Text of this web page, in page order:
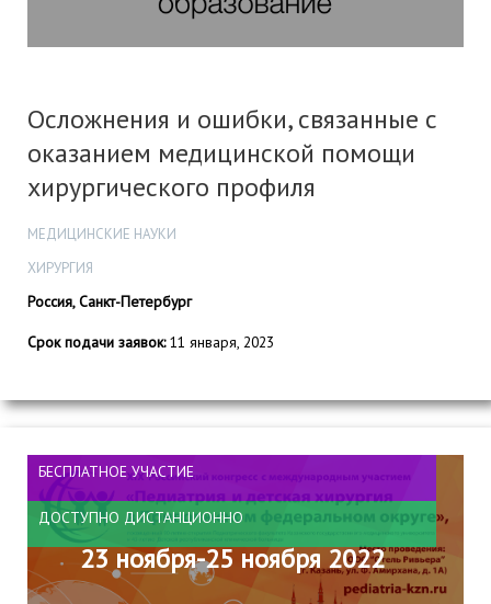
Осложнения и ошибки, связанные с
оказанием медицинской помощи
хирургического профиля
МЕДИЦИНСКИЕ НАУКИ
ХИРУРГИЯ
Россия, Санкт-Петербург
Срок подачи заявок:11 января, 2023
БЕСПЛАТНОЕ УЧАСТИЕ
ДОСТУПНО ДИСТАНЦИОННО
23 ноября-25 ноября 2022